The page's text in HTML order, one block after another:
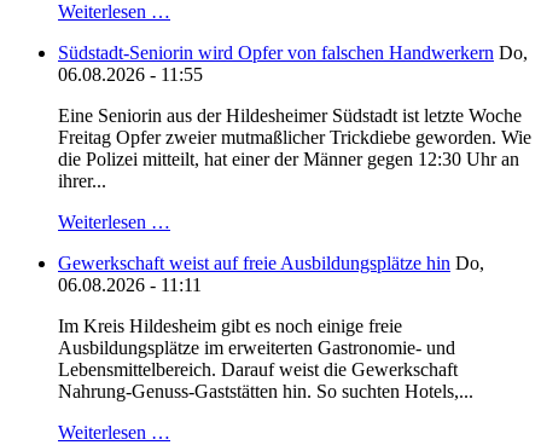
Weiterlesen …
Südstadt-Seniorin wird Opfer von falschen Handwerkern Do,
06.08.2026 - 11:55
Eine Seniorin aus der Hildesheimer Südstadt ist letzte Woche
Freitag Opfer zweier mutmaßlicher Trickdiebe geworden. Wie
die Polizei mitteilt, hat einer der Männer gegen 12:30 Uhr an
ihrer...
Weiterlesen …
Gewerkschaft weist auf freie Ausbildungsplätze hin Do,
06.08.2026 - 11:11
Im Kreis Hildesheim gibt es noch einige freie
Ausbildungsplätze im erweiterten Gastronomie- und
Lebensmittelbereich. Darauf weist die Gewerkschaft
Nahrung-Genuss-Gaststätten hin. So suchten Hotels,...
Weiterlesen …